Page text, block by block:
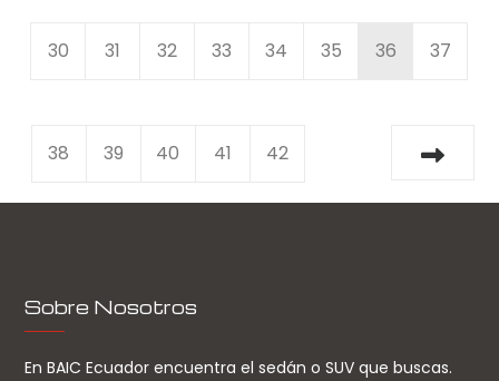
30 31 32 33 34 35 36 37
38 39 40 41 42
Sobre Nosotros
En BAIC Ecuador encuentra el sedán o SUV que buscas.